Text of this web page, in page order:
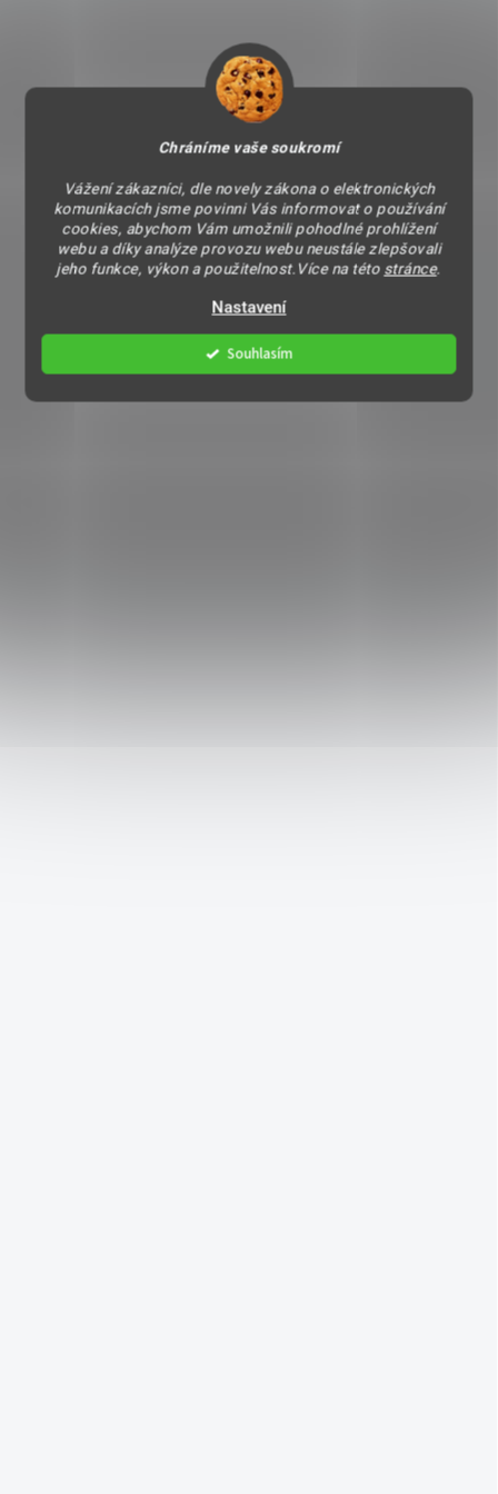
Chráníme vaše soukromí
Vážení zákazníci, dle novely zákona o elektronických
komunikacích jsme povinni Vás informovat o používání
cookies, abychom Vám umožnili pohodlné prohlížení
webu a díky analýze provozu webu neustále zlepšovali
jeho funkce, výkon a použitelnost.Více na této stránce.
Nastavení
Souhlasím